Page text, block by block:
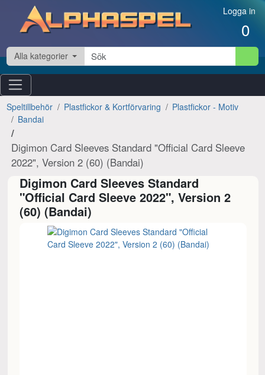
Hoppa till innehåll Logga in
0
Alla kategorier
Speltillbehör Plastfickor & Kortförvaring
Plastfickor - Motiv
Bandai
Digimon Card Sleeves Standard "Official Card Sleeve
2022", Version 2 (60) (Bandai)
Digimon Card Sleeves Standard
"Official Card Sleeve 2022", Version 2
(60) (Bandai)